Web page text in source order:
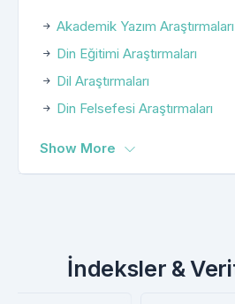
Akademik Yazım Araştırmaları
Din Eğitimi Araştırmaları
Dil Araştırmaları
Din Felsefesi Araştırmaları
Show More
İndeksler &